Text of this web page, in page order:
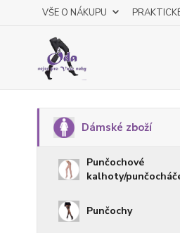
VŠE O NÁKUPU
Dámské zboží
Punčochové
kalhoty/
Punčochy